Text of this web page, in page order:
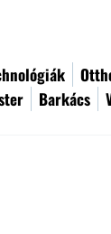
Barkács